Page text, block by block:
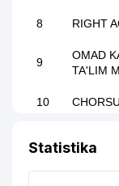
8 RIGHT
9
OMAD
TA'LIM
10
12
Statistika